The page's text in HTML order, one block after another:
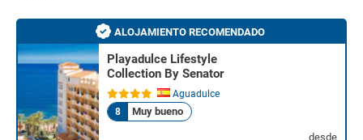
ALOJAMIENTO RECOMENDADO
Playadulce Lifestyle
Collection By Senator
Aguadulce
8
Muy bueno
desde